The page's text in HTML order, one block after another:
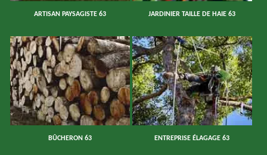
ARTISAN PAYSAGISTE 63 JARDINIER TAILLE DE HAIE 63
BÛCHERON 63 ENTREPRISE ÉLAGAGE 63